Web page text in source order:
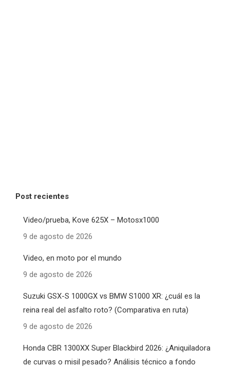
Post recientes
Video/prueba, Kove 625X – Motosx1000
9 de agosto de 2026
Video, en moto por el mundo
9 de agosto de 2026
Suzuki GSX-S 1000GX vs BMW S1000 XR: ¿cuál es la
reina real del asfalto roto? (Comparativa en ruta)
9 de agosto de 2026
Honda CBR 1300XX Super Blackbird 2026: ¿Aniquiladora
de curvas o misil pesado? Análisis técnico a fondo